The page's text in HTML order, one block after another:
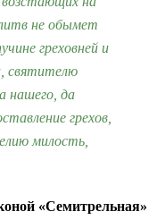
не обымет
греховней и
святителю
нашего, да
грехов,
милость,
«Семитрельная»